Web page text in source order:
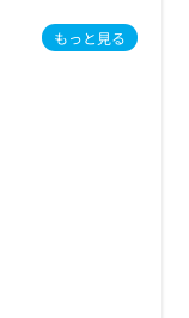
もっと見る